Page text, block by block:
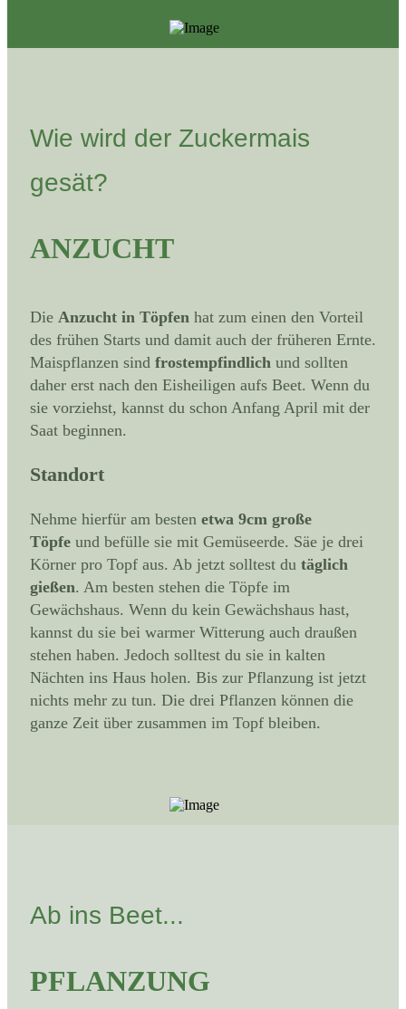
Wie wird der Zuckermais
gesät?
ANZUCHT
Die Anzucht in Töpfen hat zum einen den Vorteil
des frühen Starts und damit auch der früheren Ernte.
Maispflanzen sind frostempfindlich und sollten
daher erst nach den Eisheiligen aufs Beet. Wenn du
sie vorziehst, kannst du schon Anfang April mit der
Saat beginnen.
Standort
Nehme hierfür am besten etwa 9cm große
Töpfe und befülle sie mit Gemüseerde. Säe je drei
Körner pro Topf aus. Ab jetzt solltest du täglich
gießen. Am besten stehen die Töpfe im
Gewächshaus. Wenn du kein Gewächshaus hast,
kannst du sie bei warmer Witterung auch draußen
stehen haben. Jedoch solltest du sie in kalten
Nächten ins Haus holen. Bis zur Pflanzung ist jetzt
nichts mehr zu tun. Die drei Pflanzen können die
ganze Zeit über zusammen im Topf bleiben.
Ab ins Beet...
PFLANZUNG